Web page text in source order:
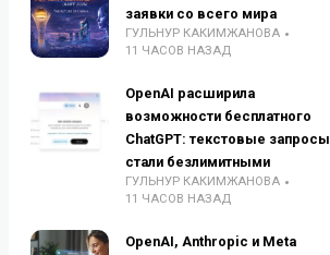
заявки со всего мира
ГУЛЬНУР КАКИМЖАНОВА
11 ЧАСОВ НАЗАД
OpenAI расширила
возможности бесплатного
ChatGPT: текстовые запросы
стали безлимитными
ГУЛЬНУР КАКИМЖАНОВА
11 ЧАСОВ НАЗАД
OpenAI, Anthropic и Meta